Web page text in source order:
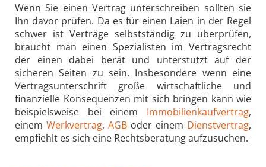
Wenn Sie einen Vertrag unterschreiben sollten sie
Ihn davor prüfen. Da es für einen Laien in der Regel
schwer ist Verträge selbstständig zu überprüfen,
braucht man einen Spezialisten im Vertragsrecht
der einen dabei berät und unterstützt auf der
sicheren Seiten zu sein. Insbesondere wenn eine
Vertragsunterschrift große wirtschaftliche und
finanzielle Konsequenzen mit sich bringen kann wie
beispielsweise bei einem Immobilienkaufvertrag,
einem Werkvertrag, AGB oder einem Dienstvertrag,
empfiehlt es sich eine Rechtsberatung aufzusuchen.